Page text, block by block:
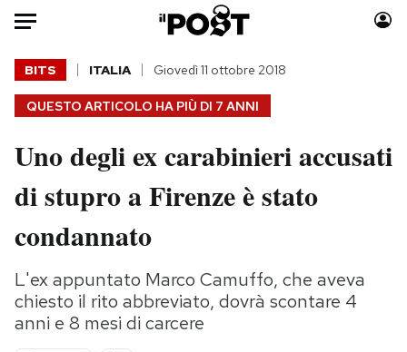
Auto
HOME
Italia
Politica
Tecnologia
Scienza
Cultura
Moda
Consumismi
Media
Europa
QUESTO ARTICOLO HA PIÙ DI 7 ANNI
BITS ITALIA Giovedì 11 ottobre 2018
Uno degli ex carabinieri accusati
di stupro a Firenze è stato
condannato
L'ex appuntato Marco Camuffo, che aveva
chiesto il rito abbreviato, dovrà scontare 4
anni e 8 mesi di carcere